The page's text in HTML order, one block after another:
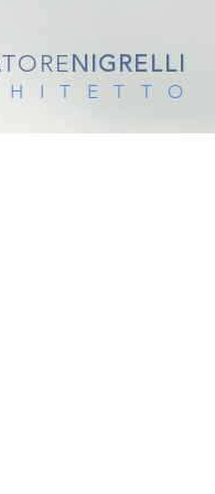
NIGRELLI